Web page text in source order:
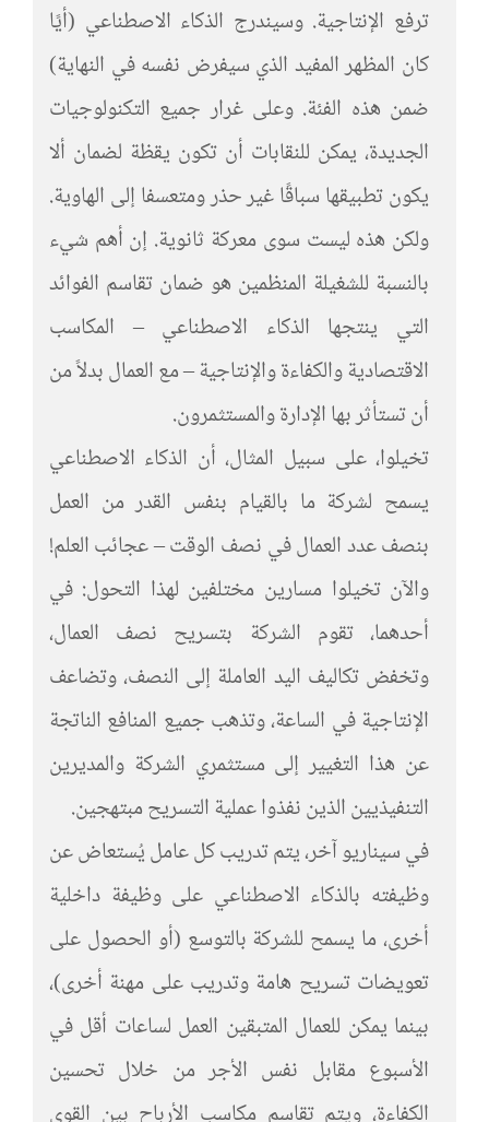
ترفع الإنتاجية. وسيندرج الذكاء الاصطناعي (أيًا
كان المظهر المفيد الذي سيفرض نفسه في النهاية)
ضمن هذه الفئة. وعلى غرار جميع التكنولوجيات
الجديدة، يمكن للنقابات أن تكون يقظة لضمان ألا
يكون تطبيقها سباقًا غير حذر ومتعسفا إلى الهاوية.
ولكن هذه ليست سوى معركة ثانوية. إن أهم شيء
بالنسبة للشغيلة المنظمين هو ضمان تقاسم الفوائد
التي ينتجها الذكاء الاصطناعي – المكاسب
الاقتصادية والكفاءة والإنتاجية – مع العمال بدلاً من
أن تستأثر بها الإدارة والمستثمرون.
تخيلوا، على سبيل المثال، أن الذكاء الاصطناعي
يسمح لشركة ما بالقيام بنفس القدر من العمل
بنصف عدد العمال في نصف الوقت – عجائب العلم!
والآن تخيلوا مسارين مختلفين لهذا التحول: في
أحدهما، تقوم الشركة بتسريح نصف العمال،
وتخفض تكاليف اليد العاملة إلى النصف، وتضاعف
الإنتاجية في الساعة، وتذهب جميع المنافع الناتجة
عن هذا التغيير إلى مستثمري الشركة والمديرين
التنفيذيين الذين نفذوا عملية التسريح مبتهجين.
في سيناريو آخر، يتم تدريب كل عامل يُستعاض عن
وظيفته بالذكاء الاصطناعي على وظيفة داخلية
أخرى، ما يسمح للشركة بالتوسع (أو الحصول على
تعويضات تسريح هامة وتدريب على مهنة أخرى)،
بينما يمكن للعمال المتبقين العمل لساعات أقل في
الأسبوع مقابل نفس الأجر من خلال تحسين